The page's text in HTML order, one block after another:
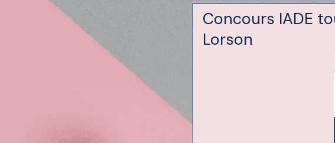
Concours IADE
Lorson